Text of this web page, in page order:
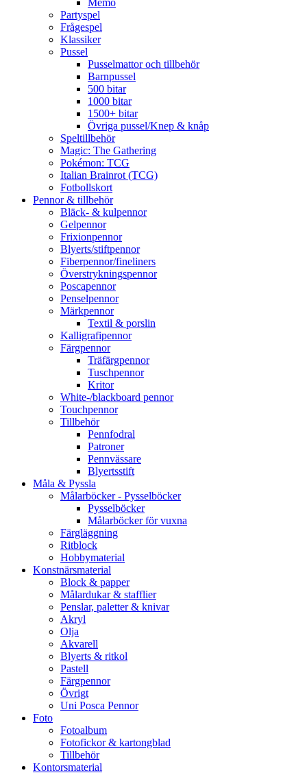
Memo
Partyspel
Frågespel
Klassiker
Pussel
Pusselmattor och tillbehör
Barnpussel
500 bitar
1000 bitar
1500+ bitar
Övriga pussel/Knep & knåp
Speltillbehör
Magic: The Gathering
Pokémon: TCG
Italian Brainrot (TCG)
Fotbollskort
Pennor & tillbehör
Bläck- & kulpennor
Gelpennor
Frixionpennor
Blyerts/stiftpennor
Fiberpennor/fineliners
Överstrykningspennor
Poscapennor
Penselpennor
Märkpennor
Textil & porslin
Kalligrafipennor
Färgpennor
Träfärgpennor
Tuschpennor
Kritor
White-/blackboard pennor
Touchpennor
Tillbehör
Pennfodral
Patroner
Pennvässare
Blyertsstift
Måla & Pyssla
Målarböcker - Pysselböcker
Pysselböcker
Målarböcker för vuxna
Färgläggning
Ritblock
Hobbymaterial
Konstnärsmaterial
Block & papper
Målardukar & stafflier
Penslar, paletter & knivar
Akryl
Olja
Akvarell
Blyerts & ritkol
Pastell
Färgpennor
Övrigt
Uni Posca Pennor
Foto
Fotoalbum
Fotofickor & kartongblad
Tillbehör
Kontorsmaterial